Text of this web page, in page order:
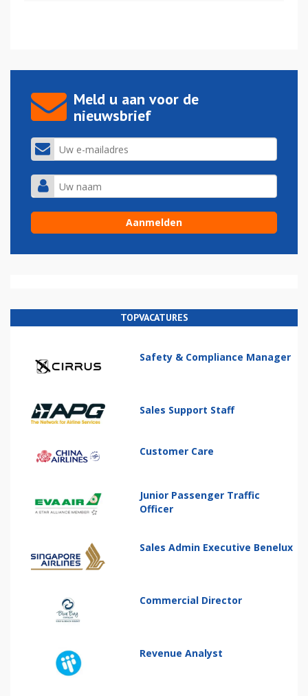
Meld u aan voor de
nieuwsbrief
TOPVACATURES
Safety & Compliance Manager
Sales Support Staff
Customer Care
Junior Passenger Traffic
Officer
Sales Admin Executive Benelux
Commercial Director
Revenue Analyst